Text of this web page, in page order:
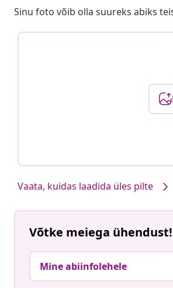
Sinu foto võib olla suureks abiks
Vaata, kuidas laadida üles pilte
Võtke meiega ühendust!
Mine abiinfolehele